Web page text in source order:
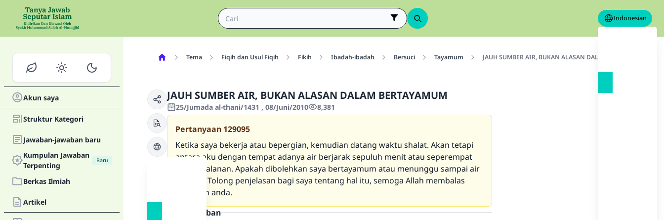
Indonesian
Akun saya
Struktur Kategori
Jawaban-jawaban baru
Kumpulan Jawaban
Terpenting
Baru
Berkas Ilmiah
Artikel
Tema Fiqih dan Usul Fiqih Fikih Ibadah-ibadah Bersuci Tayamum JAUH SUMBER AIR, BUKAN ALASAN DALAM BERTAYAMUM
JAUH SUMBER AIR, BUKAN ALASAN DALAM BERTAYAMUM
25/Jumada al-thani/1431 , 08/Juni/2010 8,381
Pertanyaan 129095
Ketika saya bekerja atau bepergian, kemudian datang waktu shalat. Akan tetapi
antara aku dengan tempat adanya air berjarak sepuluh menit atau seperempat
jam perjalanan. Apakah dibolehkan saya bertayamum atau menunggu sampai air
datang? Tolong penjelasan bagi saya tentang hal itu, semoga Allah membalas
kebaikan anda.
Teks Jawaban